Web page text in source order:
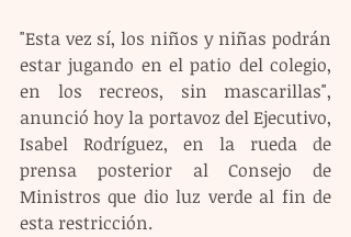
"Esta vez sí, los niños y niñas podrán
estar jugando en el patio del colegio,
en los recreos, sin mascarillas",
anunció hoy la portavoz del Ejecutivo,
Isabel Rodríguez, en la rueda de
prensa posterior al Consejo de
Ministros que dio luz verde al fin de
esta restricción.